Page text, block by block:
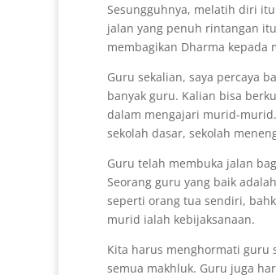
Sesungguhnya, melatih diri
jalan yang penuh rintangan
membagikan Dharma kepada
Guru sekalian, saya percaya
banyak guru. Kalian bisa
dalam mengajari murid-
sekolah dasar, sekolah
Guru telah membuka jalan
Seorang guru yang baik
seperti orang tua sendiri,
murid ialah kebijaksanaan.
Kita harus menghormati guru
semua makhluk. Guru juga